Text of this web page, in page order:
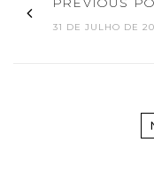
31 DE JULHO DE